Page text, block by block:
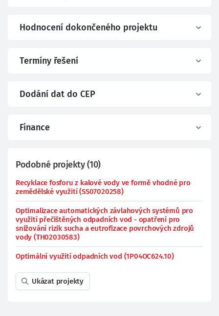
Hodnocení dokončeného projektu
Termíny řešení
Dodání dat do CEP
Finance
Podobné projekty(10)
Recyklace fosforu z kalové vody ve formě vhodné pro
zemědělské využití (SS07020258)
Optimalizace automatických závlahových systémů pro
využití přečištěných odpadních vod - opatření pro
snižování rizik sucha a eutrofizace povrchových zdrojů
vody (TH02030583)
Optimální využití odpadních vod (1P04OC624.10)
Ukázat projekty